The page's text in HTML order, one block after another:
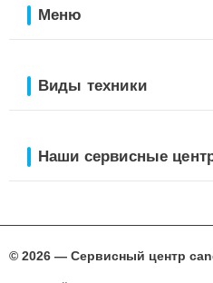
Меню
Виды техники
Наши сервисные
© 2026 — Сервисный центр